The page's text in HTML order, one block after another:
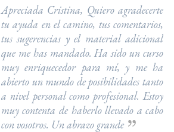
Apreciada Cristina, Quiero agradecerte
tu ayuda en el camino, tus comentarios,
tus sugerencias y el material adicional
que me has mandado. Ha sido un curso
muy enriquecedor para mí, y me ha
abierto un mundo de posibilidades tanto
a nivel personal como profesional. Estoy
muy contenta de haberlo llevado a cabo
con vosotros. Un abrazo grande